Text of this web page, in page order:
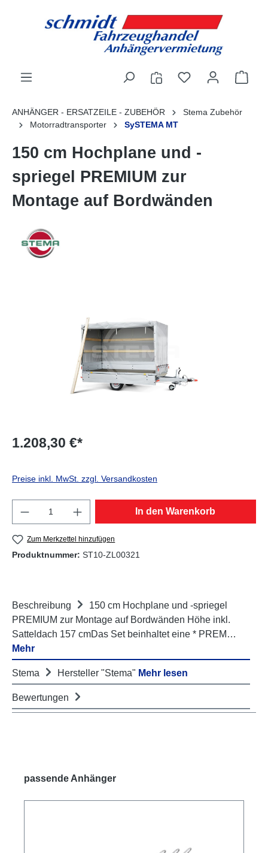
ANHÄNGER - ERSATZEILE - ZUBEHÖR
Stema Zubehör
Motorradtransporter
SySTEMA MT
150 cm Hochplane und -
spriegel PREMIUM zur
Montage auf Bordwänden
1.208,30 €*
Preise inkl. MwSt. zzgl. Versandkosten
Produkt Anzahl: Gib den gewünschten
In den Warenkorb
Zum Merkzettel hinzufügen
Produktnummer: ST10-ZL00321
Beschreibung
150 cm Hochplane und -spriegel
PREMIUM zur Montage auf Bordwänden Höhe inkl.
Satteldach 157 cmDas Set beinhaltet eine * PREM…
Mehr
Stema Hersteller "Stema" Mehr lesen
Bewertungen
Produktgalerie überspringen
passende Anhänger